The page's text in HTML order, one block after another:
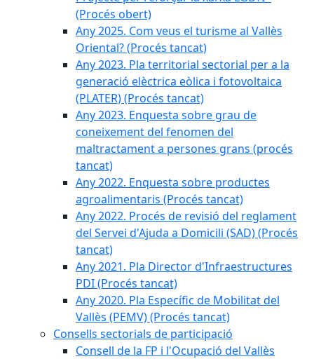
(Procés obert)
Any 2025. Com veus el turisme al Vallès
Oriental? (Procés tancat)
Any 2023. Pla territorial sectorial per a la
generació elèctrica eòlica i fotovoltaica
(PLATER) (Procés tancat)
Any 2023. Enquesta sobre grau de
coneixement del fenomen del
maltractament a persones grans (procés
tancat)
Any 2022. Enquesta sobre productes
agroalimentaris (Procés tancat)
Any 2022. Procés de revisió del reglament
del Servei d'Ajuda a Domicili (SAD) (Procés
tancat)
Any 2021. Pla Director d'Infraestructures
PDI (Procés tancat)
Any 2020. Pla Específic de Mobilitat del
Vallès (PEMV) (Procés tancat)
Consells sectorials de participació
Consell de la FP i l'Ocupació del Vallès